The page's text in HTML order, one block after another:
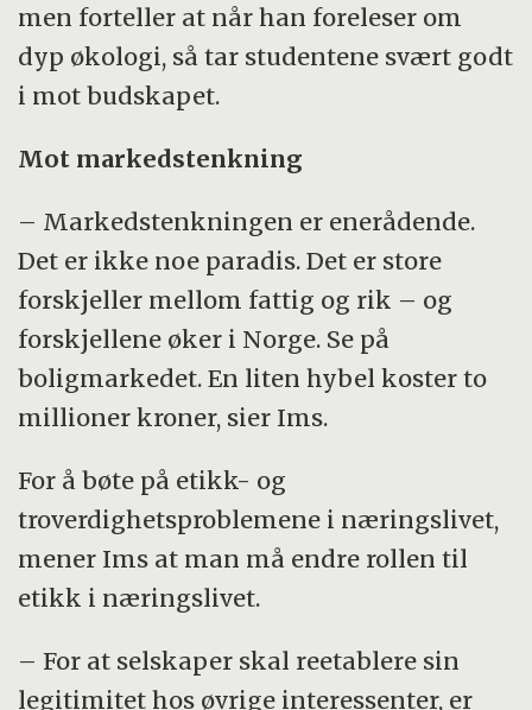
men forteller at når han foreleser om
dyp økologi, så tar studentene svært godt
i mot budskapet.
Mot markedstenkning
– Markedstenkningen er enerådende.
Det er ikke noe paradis. Det er store
forskjeller mellom fattig og rik – og
forskjellene øker i Norge. Se på
boligmarkedet. En liten hybel koster to
millioner kroner, sier Ims.
For å bøte på etikk- og
troverdighetsproblemene i næringslivet,
mener Ims at man må endre rollen til
etikk i næringslivet.
– For at selskaper skal reetablere sin
legitimitet hos øvrige interessenter, er